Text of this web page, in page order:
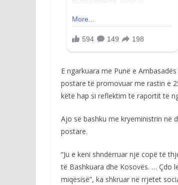
E ngarkuara me Punë e
postare të promovuar me rastin e
këtë hap si reflektim të raportit të
Ajo së bashku me kryeministrin në
postare.
“Ju e keni shndërruar një copë të
të Bashkuara dhe Kosovës. … Çdo
miqësisë”, ka shkruar në rrjetet